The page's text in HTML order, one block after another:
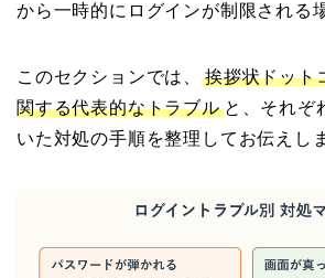
から一時的にログインが制限される
このセクションでは、
挨拶状ドット
関する代表的なトラブルと、それぞ
いた対処の手順を整理してお伝えし